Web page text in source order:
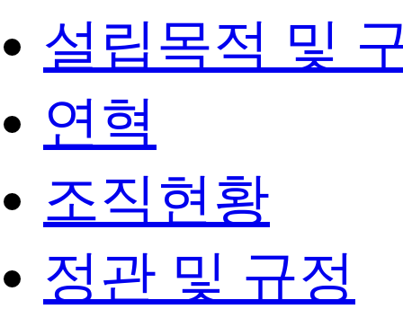
설립목적 및
연혁
조직현황
정관 및 규정